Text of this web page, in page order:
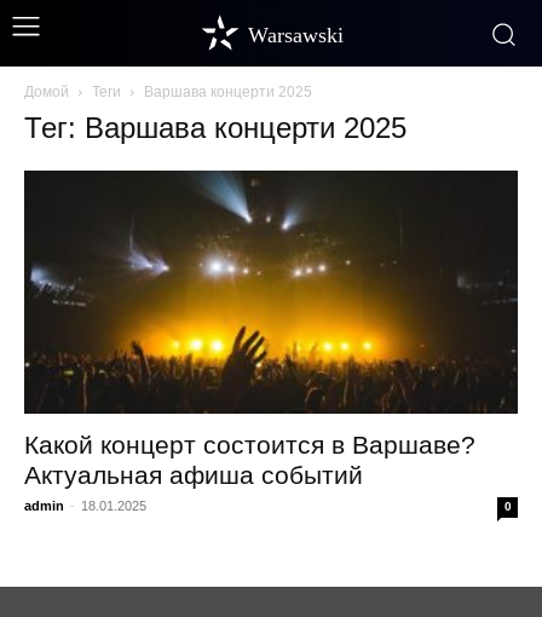
Warsawski
Домой Теги Варшава концерти 2025
Тег: Варшава концерти 2025
Какой концерт состоится в Варшаве?
Актуальная афиша событий
admin - 18.01.2025 0